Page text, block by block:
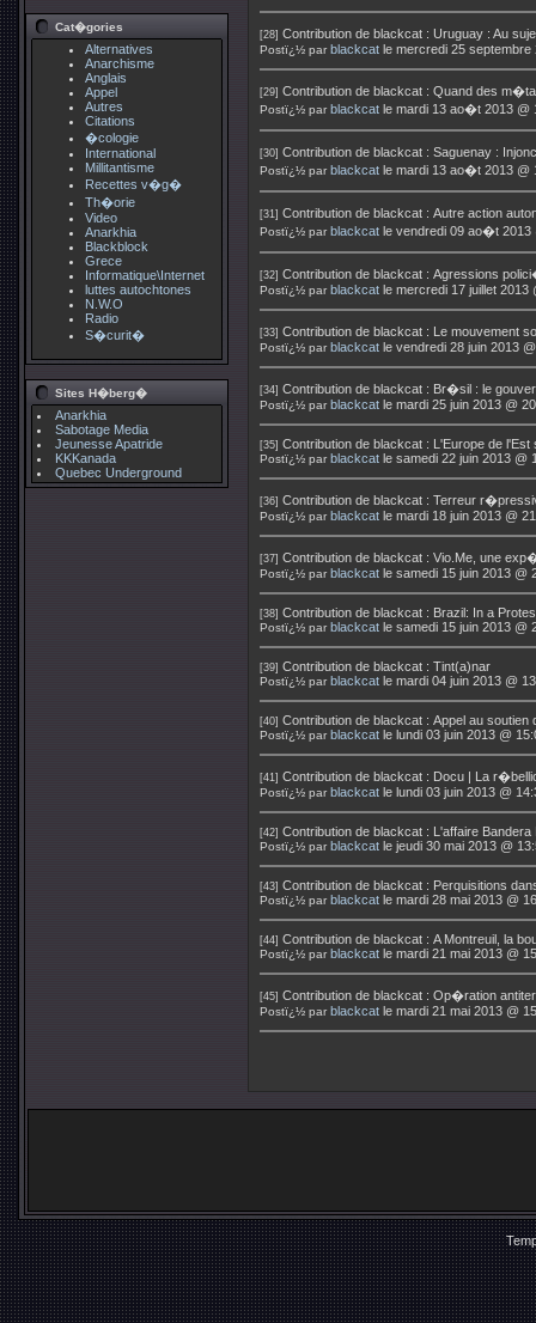
Cat�gories
Alternatives
Anarchisme
Anglais
Appel
Autres
Citations
�cologie
International
Millitantisme
Recettes v�g�
Th�orie
Video
Anarkhia
Blackblock
Grece
Informatique\Internet
luttes autochtones
N.W.O
Radio
S�curit�
Sites H�berg�
Anarkhia
Sabotage Media
Jeunesse Apatride
KKKanada
Quebec Underground
[28] Contribution de blackcat : Uruguay : Au
Postï¿½ par blackcat le mercredi 25 septembre
[29] Contribution de blackcat : Quand des
Postï¿½ par blackcat le mardi 13 ao�t 2013 @
[30] Contribution de blackcat : Saguenay :
Postï¿½ par blackcat le mardi 13 ao�t 2013 @
[31] Contribution de blackcat : Autre action
Postï¿½ par blackcat le vendredi 09 ao�t 2013
[32] Contribution de blackcat : Agressions
Postï¿½ par blackcat le mercredi 17 juillet 2013
[33] Contribution de blackcat : Le mouvement
Postï¿½ par blackcat le vendredi 28 juin 2013
[34] Contribution de blackcat : Br�sil : le
Postï¿½ par blackcat le mardi 25 juin 2013 @
[35] Contribution de blackcat : L'Europe de l'Est
Postï¿½ par blackcat le samedi 22 juin 2013 @
[36] Contribution de blackcat : Terreur
Postï¿½ par blackcat le mardi 18 juin 2013 @
[37] Contribution de blackcat : Vio.Me, une
Postï¿½ par blackcat le samedi 15 juin 2013 @
[38] Contribution de blackcat : Brazil: In a
Postï¿½ par blackcat le samedi 15 juin 2013 @
[39] Contribution de blackcat : Tint(a)nar
Postï¿½ par blackcat le mardi 04 juin 2013 @
[40] Contribution de blackcat : Appel au soutien
Postï¿½ par blackcat le lundi 03 juin 2013 @
[41] Contribution de blackcat : Docu | La
Postï¿½ par blackcat le lundi 03 juin 2013 @
[42] Contribution de blackcat : L'affaire Bandera
Postï¿½ par blackcat le jeudi 30 mai 2013 @
[43] Contribution de blackcat : Perquisitions
Postï¿½ par blackcat le mardi 28 mai 2013 @
[44] Contribution de blackcat : A Montreuil, la
Postï¿½ par blackcat le mardi 21 mai 2013 @
[45] Contribution de blackcat : Op�ration
Postï¿½ par blackcat le mardi 21 mai 2013 @